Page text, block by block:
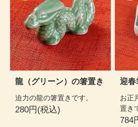
龍（グリーン）の箸置き
迫力の龍の箸置きです。
280円(税込)
迎
お正
置き
784